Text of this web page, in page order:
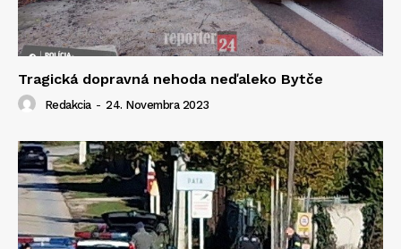
Tragická dopravná nehoda neďaleko Bytče
Redakcia - 24. Novembra 2023